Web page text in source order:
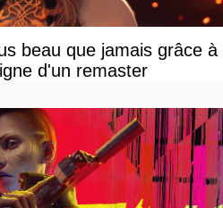
beau que jamais grâce à
d'un remaster